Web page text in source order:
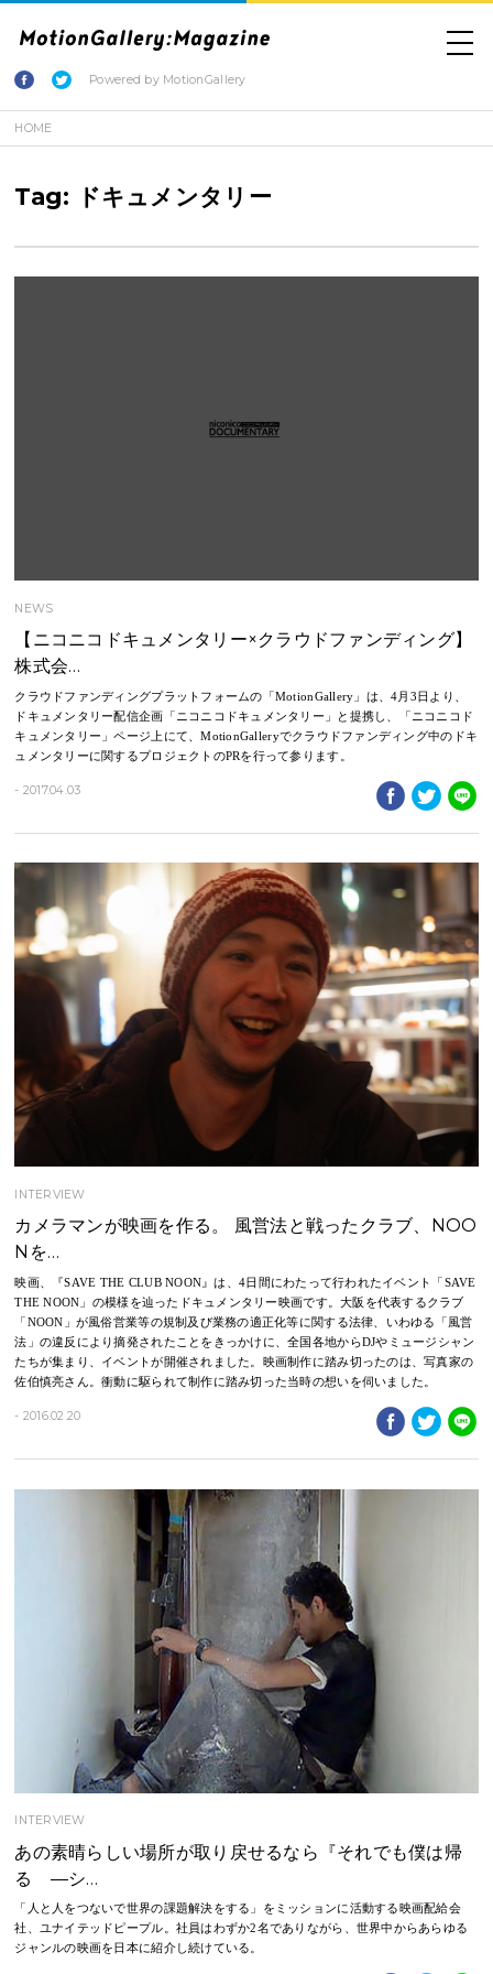
Powered by MotionGallery
HOME
Tag: ドキュメンタリー
NEWS
【ニコニコドキュメンタリー×クラウドファンディング】
株式会…
クラウドファンディングプラットフォームの「MotionGallery」は、4月3日より、
ドキュメンタリー配信企画「ニコニコドキュメンタリー」と提携し、「ニコニコド
キュメンタリー」ページ上にて、MotionGalleryでクラウドファンディング中のドキ
ュメンタリーに関するプロジェクトのPRを行って参ります。
- 2017.04.03
INTERVIEW
カメラマンが映画を作る。 風営法と戦ったクラブ、NOO
Nを…
​映画、『SAVE THE CLUB NOON』は、4日間にわたって行われたイベント「SAVE
THE NOON」の模様を辿ったドキュメンタリー映画です。大阪を代表するクラブ
「NOON」が風俗営業等の規制及び業務の適正化等に関する法律、いわゆる「風営
法」の違反により摘発されたことをきっかけに、全国各地からDJやミュージシャン
たちが集まり、イベントが開催されました。映画制作に踏み切ったのは、写真家の
佐伯慎亮さん。衝動に駆られて制作に踏み切った当時の想いを伺いました。
- 2016.02.20
INTERVIEW
あの素晴らしい場所が取り戻せるなら『それでも僕は帰
る —シ…
「人と人をつないで世界の課題解決をする」をミッションに活動する映画配給会
社、ユナイテッドピープル。社員はわずか2名でありながら、世界中からあらゆる
ジャンルの映画を日本に紹介し続けている。